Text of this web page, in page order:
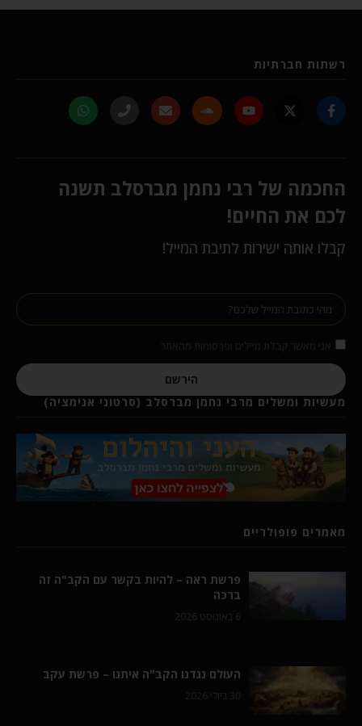
רשתות חברתיות
החכמה של רבי נחמן מברסלב תשנה
לכם את החיים!
קבלו אותה ישירות לתיבת המייל!
הירשם
מעשיות ומשלים מרבי נחמן מברסלב (סרטוני אנימציה)
מאמרים פופולריים
פרשת ראה – להיות בקשר עם הקב"ה זה
ברכה
6 באוגוסט 2026
העולם נגדנו הקב"ה איתנו – פרשת עקב
30 ביולי 2026